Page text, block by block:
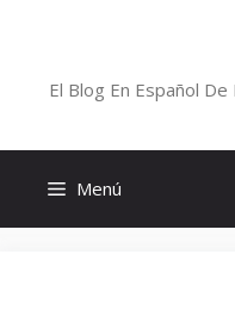
El Blog En Español
Menú